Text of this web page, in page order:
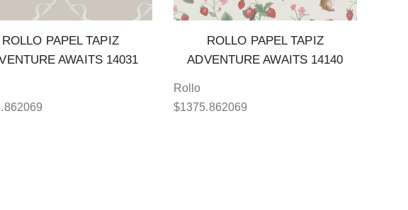
ROLLO PAPEL TAPIZ
AWAITS 14031
ROLLO PAPEL TAPIZ
ADVENTURE AWAITS 14140
Rollo
$1375.862069